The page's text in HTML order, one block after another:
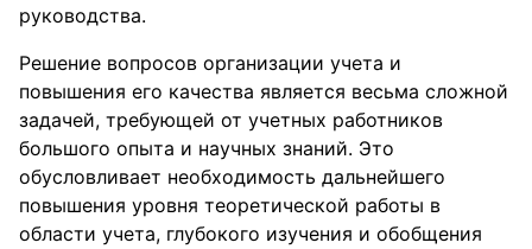
руководства.
Решение вопросов организации учета и
повышения его качества является весьма сложной
задачей, требующей от учетных работников
большого опыта и научных знаний. Это
обусловливает необходимость дальнейшего
повышения уровня теоретической работы в
области учета, глубокого изучения и обобщения